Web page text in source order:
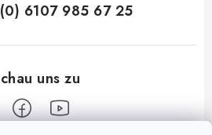
6107 985 67 25